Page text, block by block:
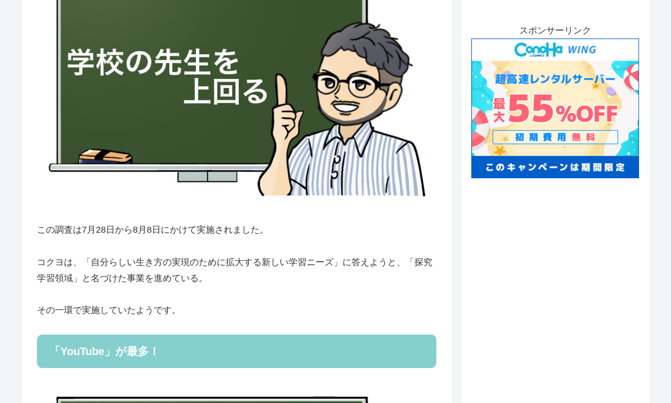
この調査は7月28日から8月8日にかけて実施されました。
コクヨは、「自分らしい生き方の実現のために拡大する新しい学習ニーズ」に答えようと、「探究
学習領域」と名づけた事業を進めている。
その一環で実施していたようです。
「YouTube」が最多！
スポンサーリンク